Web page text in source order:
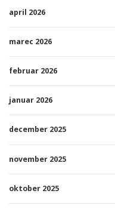
april 2026
marec 2026
februar 2026
januar 2026
december 2025
november 2025
oktober 2025